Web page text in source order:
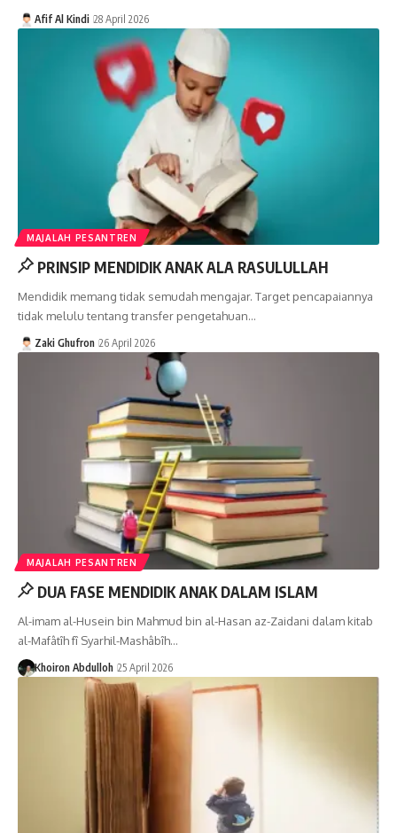
Afif Al Kindi 28 April 2026
MAJALAH PESANTREN
PRINSIP MENDIDIK ANAK ALA RASULULLAH
Mendidik memang tidak semudah mengajar. Target pencapaiannya
tidak melulu tentang transfer pengetahuan…
Zaki Ghufron 26 April 2026
MAJALAH PESANTREN
DUA FASE MENDIDIK ANAK DALAM ISLAM
Al-imam al-Husein bin Mahmud bin al-Hasan az-Zaidani dalam kitab
al-Mafâtîh fî Syarhil-Mashâbîh…
Khoiron Abdulloh 25 April 2026